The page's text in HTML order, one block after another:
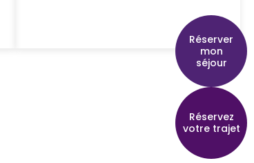
Réserver
mon
séjour
Réservez
votre trajet